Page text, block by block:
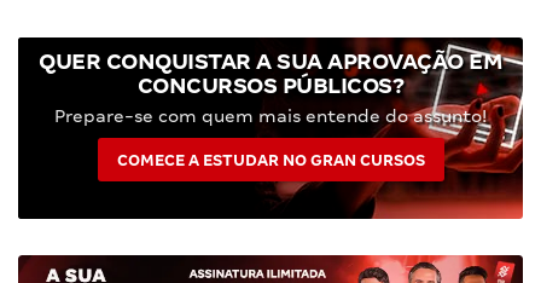
QUER CONQUISTAR A SUA APROVAÇÃO EM
CONCURSOS PÚBLICOS?
Prepare-se com quem mais entende do assunto!
COMECE A ESTUDAR NO GRAN CURSOS